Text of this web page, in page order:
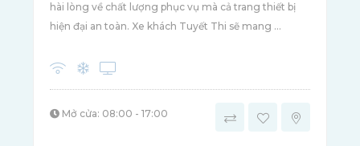
hài lòng về chất lượng phục vụ mà cả trang thiết bị
hiện đại an toàn. Xe khách Tuyết Thi sẽ mang ...
Mở cửa: 08:00 - 17:00